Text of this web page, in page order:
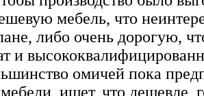
мебель, что
либо очень дорогую,
и
омичей пока
ищет, что дешевле,